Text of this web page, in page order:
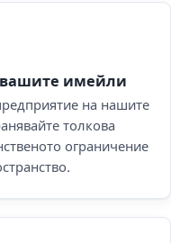
вашите имейли
на нашите
толкова
ограничение